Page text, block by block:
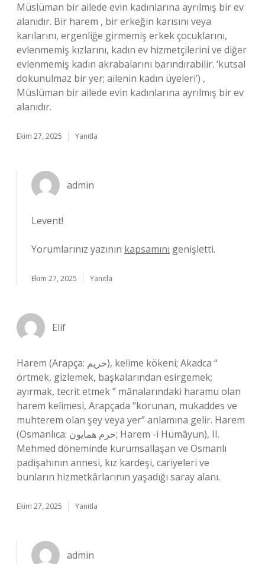
Müslüman bir ailede evin kadınlarına ayrılmış bir ev
alanıdır. Bir harem , bir erkeğin karısını veya
karılarını, ergenliğe girmemiş erkek çocuklarını,
evlenmemiş kızlarını, kadın ev hizmetçilerini ve diğer
evlenmemiş kadın akrabalarını barındırabilir. ‘kutsal
dokunulmaz bir yer; ailenin kadın üyeleri’) ,
Müslüman bir ailede evin kadınlarına ayrılmış bir ev
alanıdır.
Ekim 27, 2025 Yanıtla
admin
Levent!
Yorumlarınız yazının kapsamını genişletti.
Ekim 27, 2025 Yanıtla
Elif
Harem (Arapça: حريم), kelime kökeni; Akadca “
örtmek, gizlemek, başkalarından esirgemek;
ayırmak, tecrit etmek ” mânalarındaki haramu olan
harem kelimesi, Arapçada “korunan, mukaddes ve
muhterem olan şey veya yer” anlamına gelir. Harem
(Osmanlıca: حرم همايون; Harem -i Hümâyun), II.
Mehmed döneminde kurumsallaşan ve Osmanlı
padişahının annesi, kız kardeşi, cariyeleri ve
bunların hizmetkârlarının yaşadığı saray alanı.
Ekim 27, 2025 Yanıtla
admin